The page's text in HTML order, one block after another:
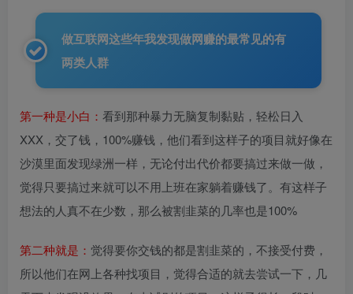
做互联网这些年我发现做网赚的最常见的有
两类人群
第一种是小白： 看到那种暴力无脑复制黏贴，轻松日入
XXX，交了钱，100%赚钱，他们看到这样子的项目就好像在
沙漠里面发现绿洲一样，无论付出代价都要搞过来做一做，
觉得只要搞过来就可以不用上班在家躺着赚钱了。有这样子
想法的人真不在少数，那么被割韭菜的几率也是100%
第二种就是： 觉得要你交钱的都是割韭菜的，不接受付费，
所以他们在网上各种找项目，觉得合适的就去尝试一下，几